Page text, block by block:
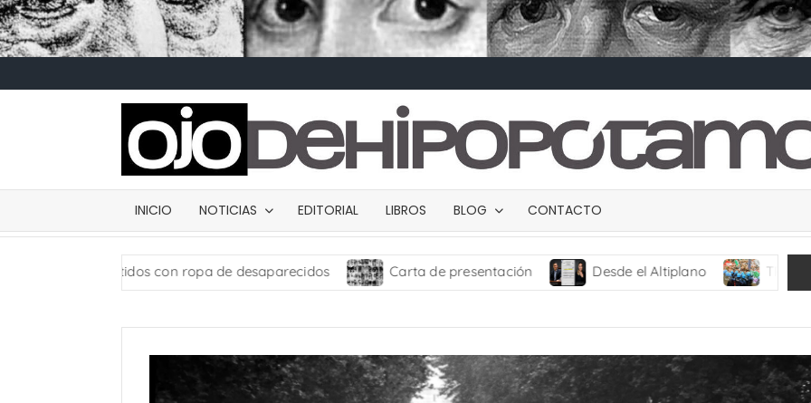
INICIO NOTICIAS EDITORIAL LIBROS BLOG CONTACTO
con ropa de desaparecidos Carta de presentación Desde el Altiplano TRANCES I